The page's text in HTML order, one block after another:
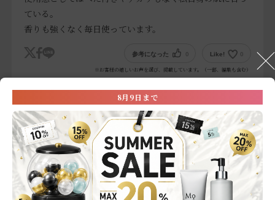
ている。
香りも強くなく毎日使っています。
参考になった 0 Like! 0
※お客様の嬉しいお声を選び、掲載しています。（一部、編集も含む）
2025.7.19
これから
色：200mL＋150mL
購入の決め手:成分・効果の期待
8月9日まで